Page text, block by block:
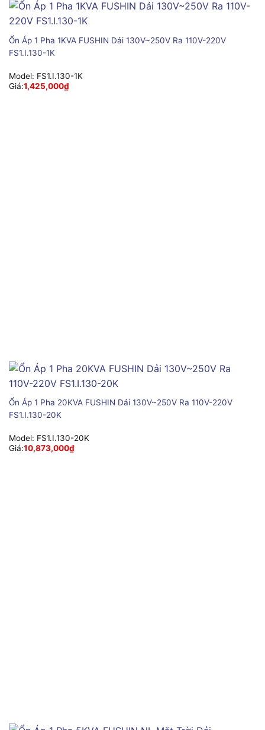
Ổn Áp 1 Pha 1KVA FUSHIN Dải 130V~250V Ra 110V-220V
FS1.I.130-1K
Model: FS1.I.130-1K
Giá:1,425,000₫
Ổn Áp 1 Pha 20KVA FUSHIN Dải 130V~250V Ra 110V-220V
FS1.I.130-20K
Model: FS1.I.130-20K
Giá:10,873,000₫